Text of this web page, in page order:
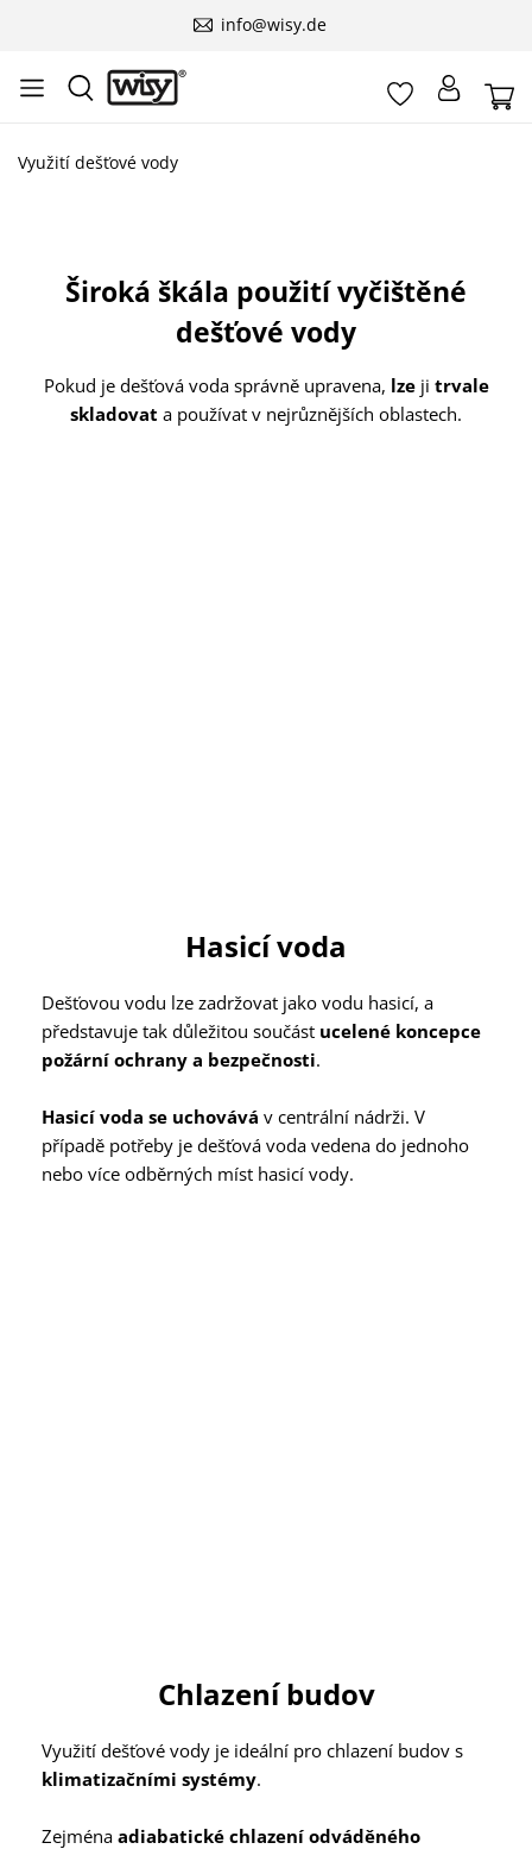
info@wisy.de
Využití dešťové vody
Široká škála použití vyčištěné
dešťové vody
Pokud je dešťová voda správně upravena, lzeji trvale
skladovat a používat v nejrůznějších oblastech.
Hasicí voda
Dešťovou vodu lze zadržovat jako vodu hasicí, a
představuje tak důležitou součást ucelené koncepce
požární ochrany a bezpečnosti.
Hasicí voda se uchovává v centrální nádrži. V
případě potřeby je dešťová voda vedena do jednoho
nebo více odběrných míst hasicí vody.
Chlazení budov
Využití dešťové vody je ideální pro chlazení budov s
klimatizačními systémy.
Zejména adiabatické chlazení odváděného